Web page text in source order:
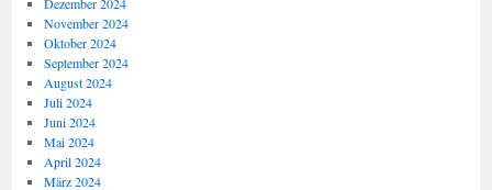
Dezember 2024
November 2024
Oktober 2024
September 2024
August 2024
Juli 2024
Juni 2024
Mai 2024
April 2024
März 2024